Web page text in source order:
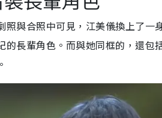
照與合照中可見，江美儀換上了
的長輩角色。而與她同框的，還